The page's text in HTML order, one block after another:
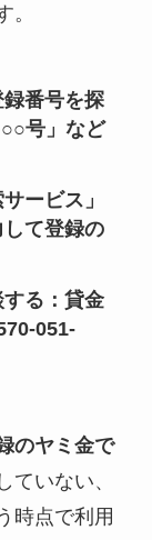
。
番号を探
号」など
ービス」
して登録の
る ：貸金
051-
のヤミ金で
ていない、
時点で利用